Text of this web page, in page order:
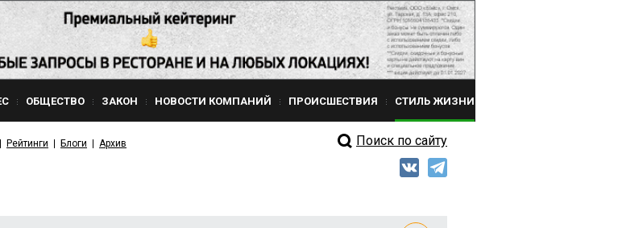
ОБЩЕСТВО ЗАКОН НОВОСТИ КОМПАНИЙ ПРОИСШЕСТВИЯ СТИЛЬ ЖИЗНИ
Рейтинги Блоги Архив Поиск по сайту